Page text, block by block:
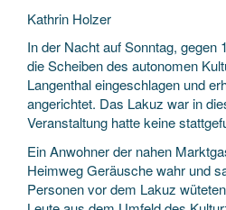
Kathrin Holzer
In der Nacht auf Sonntag, gegen
die Scheiben des autonomen
Langenthal eingeschlagen und
angerichtet. Das Lakuz war in
Veranstaltung hatte keine
Ein Anwohner der nahen
Heimweg Geräusche wahr und
Personen vor dem Lakuz